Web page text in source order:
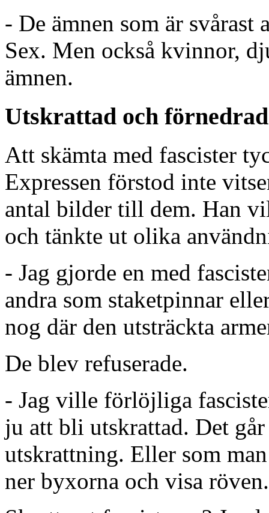
- De ämnen som är svårast
Sex. Men också kvinnor,
ämnen.
Utskrattad och förnedrad
Att skämta med fascister
Expressen förstod inte
antal bilder till dem. Han
och tänkte ut olika
- Jag gjorde en med
andra som staketpinnar
nog där den utsträckta
De blev refuserade.
- Jag ville förlöjliga
ju att bli utskrattad. Det
utskrattning. Eller som
ner byxorna och visa röven.